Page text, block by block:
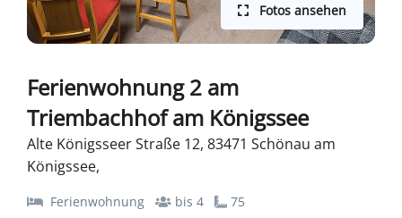
Fotos ansehen
Ferienwohnung 2 am
Triembachhof am Königssee
Alte Königsseer Straße 12, 83471 Schönau am
Königssee,
Ferienwohnung bis 4 75